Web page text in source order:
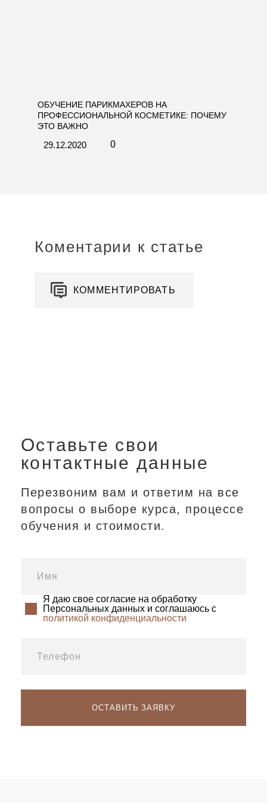
ОБУЧЕНИЕ ПАРИКМАХЕРОВ НА
ПРОФЕССИОНАЛЬНОЙ КОСМЕТИКЕ: ПОЧЕМУ
ЭТО ВАЖНО
29.12.2020 0
Коментарии к статье
КОММЕНТИРОВАТЬ
Оставьте свои
контактные данные
Перезвоним вам и ответим на все
вопросы о выборе курса, процессе
обучения и стоимости.
Я даю свое согласие на обработку
Персональных данных и соглашаюсь с
политикой конфиденциальности